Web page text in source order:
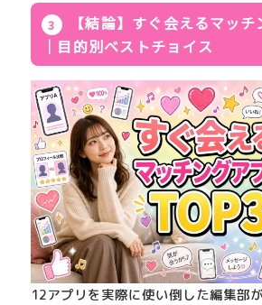
【結論】すぐ会えるマッ
｜目的別ベストチョイス
12アプリを実際に使い倒した編集部が